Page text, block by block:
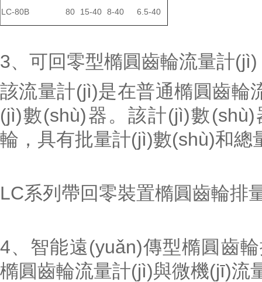
LC-80B 80 15-40 8-40 6.5-40
3、可回零型橢圓齒輪流量計(jì)
該流量計(jì)是在普通橢圓齒輪
(jì)數(shù)器。該計(jì)數(shù)
輪，具有批量計(jì)數(shù)和總
LC系列帶回零裝置橢圓齒輪排
4、智能遠(yuǎn)傳型橢圓
橢圓齒輪流量計(jì)與微機(jī)流